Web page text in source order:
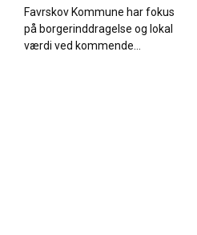
Favrskov Kommune har fokus
på borgerinddragelse og lokal
værdi ved kommende...